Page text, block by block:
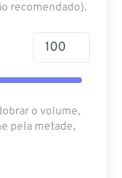
recomendado).
o volume,
pela metade,